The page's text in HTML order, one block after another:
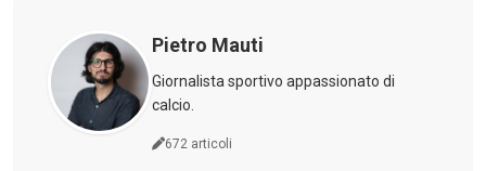
Women
Pietro Mauti
Giornalista sportivo appassionato di
calcio.
672 articoli